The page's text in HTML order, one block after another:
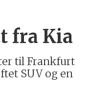
fra Kia
til Frankfurt
SUV og en